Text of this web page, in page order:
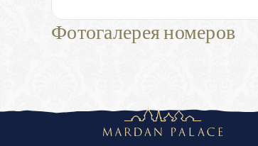
Фотогалерея номеров